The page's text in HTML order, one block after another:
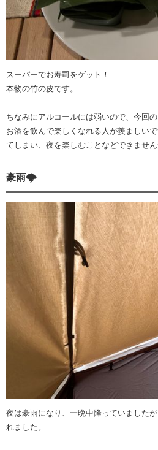
スーパーでお寿司をゲット！
本物の竹の皮です。
ちなみにアルコールには弱いので、今回
お酒を飲んで楽しくなれる人が羨ましい
てしまい、夜を楽しむことなどできません
豪雨🌩️
夜は豪雨になり、一晩中降っていました
れました。